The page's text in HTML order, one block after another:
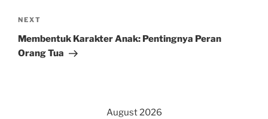
Next
Post
NEXT
Membentuk Karakter Anak: Pentingnya Peran
Orang Tua
August 2026